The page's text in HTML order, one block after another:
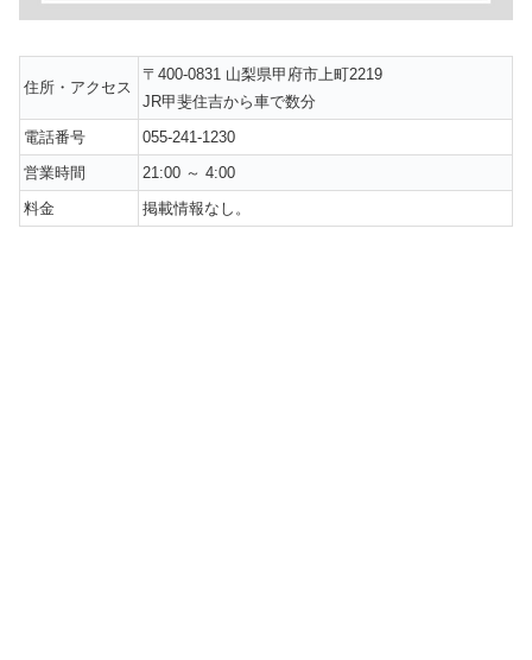
住所・アクセス
〒400-0831 山梨県甲府市上町2219
JR甲斐住吉から車で数分
電話番号
055-241-1230
営業時間
21:00 ～ 4:00
料金
掲載情報なし。